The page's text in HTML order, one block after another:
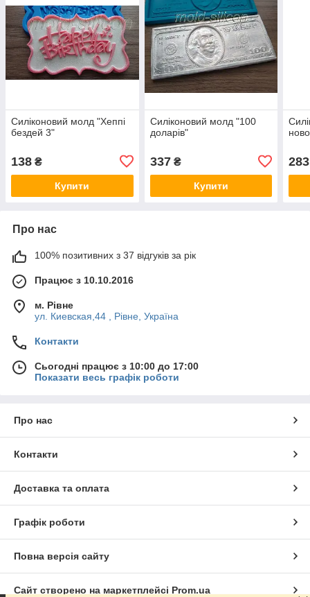
Силіконовий молд "Хеппі
бездей 3"
138 ₴
Купити
Силіконовий молд "100
доларів"
337₴
Купити
283
Про нас
100% позитивних з 37 відгуків за рік
Працює з 10.10.2016
м. Рівне
ул. Киевская,44 , Рівне, Україна
Контакти
Сьогодні працює з 10:00 до 17:00
Показати весь графік роботи
Про нас
Контакти
Доставка та оплата
Графік роботи
Повна версія сайту
Сайт створено на маркетплейсі Prom.ua